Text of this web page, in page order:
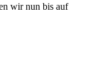
wir nun bis auf